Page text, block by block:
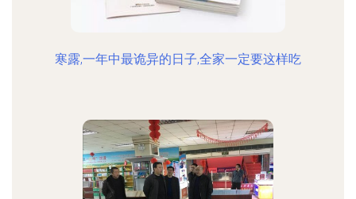
寒露,一年中最诡异的日子,全家一定要这样吃